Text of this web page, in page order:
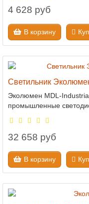
4 628 руб
В корзину
Светильник
Эколюмен MDL-
промышленные
32 658 руб
В корзину